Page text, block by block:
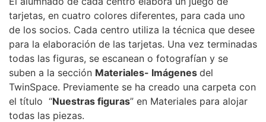
tarjetas, en cuatro colores diferentes, para cada uno
de los socios. Cada centro utiliza la técnica que desee
para la elaboración de las tarjetas. Una vez terminadas
todas las figuras, se escanean o fotografían y se
suben a la sección Materiales- Imágenes del
TwinSpace. Previamente se ha creado una carpeta con
el título “Nuestras figuras” en Materiales para alojar
todas las piezas.